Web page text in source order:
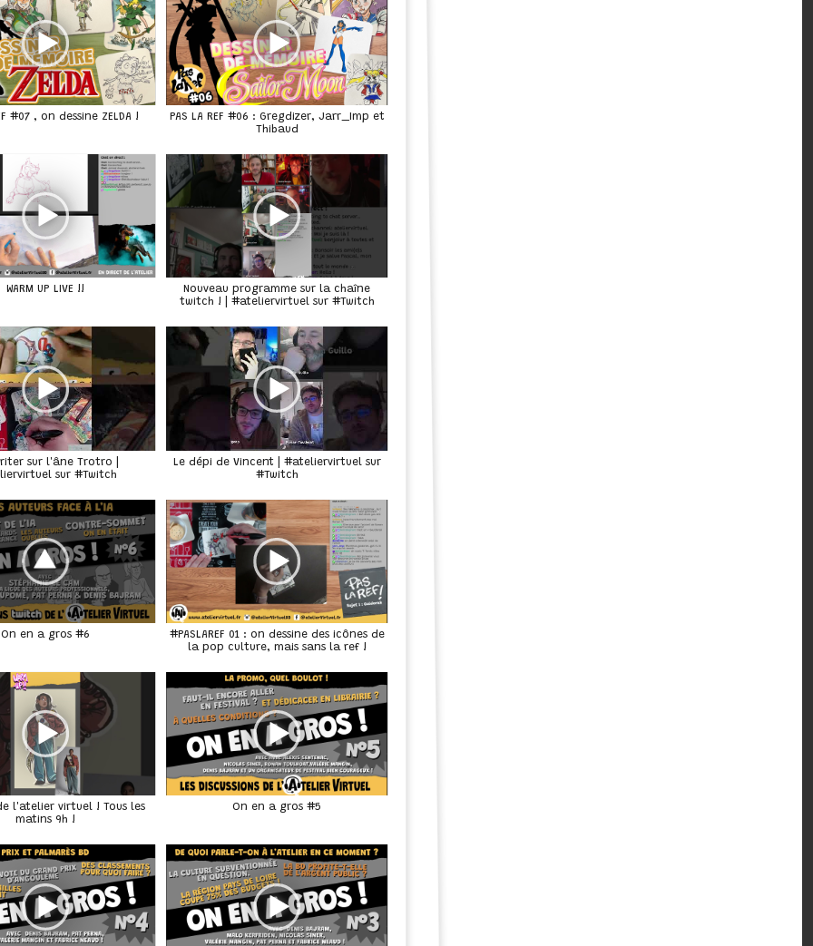
#07 , on dessine ZELDA ! PAS LA REF #06 : Gregdizer, Jarr_Imp et
Thibaud
WARM UP LIVE !!
Nouveau programme sur la chaîne
twitch ! | #ateliervirtuel sur #Twitch
sur l'âne Trotro |
sur #Twitch
Le dépi de Vincent | #ateliervirtuel sur
#Twitch
On en a gros #6 #PASLAREF 01 : on dessine des icônes de
la pop culture, mais sans la ref !
l'atelier virtuel ! Tous les
matins 9h !
On en a gros #5